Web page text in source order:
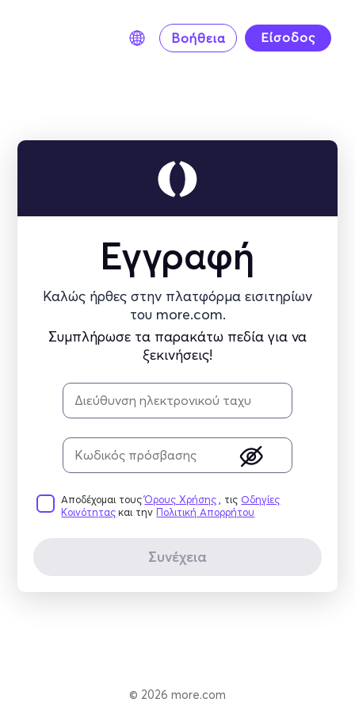
Εγγραφή
Καλώς ήρθες στην πλατφόρμα εισιτηρίων
του more.com.
Συμπλήρωσε τα παρακάτω πεδία για να
ξεκινήσεις!
Αποδέχομαι τους Όρους Χρήσης , τιςΟδηγίες
Κοινότητας και την Πολιτική Απορρήτου
© 2026 more.com